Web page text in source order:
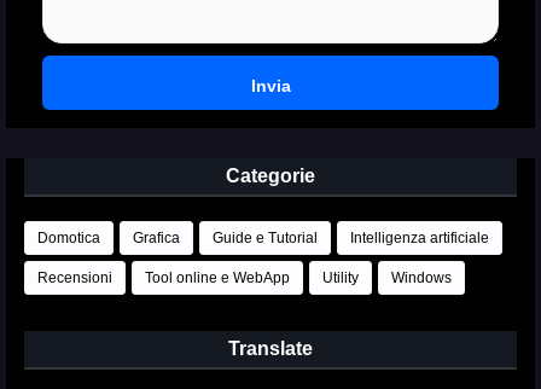
Categorie
Domotica Grafica Guide e Tutorial Intelligenza artificiale
Recensioni Tool online e WebApp Utility Windows
Translate